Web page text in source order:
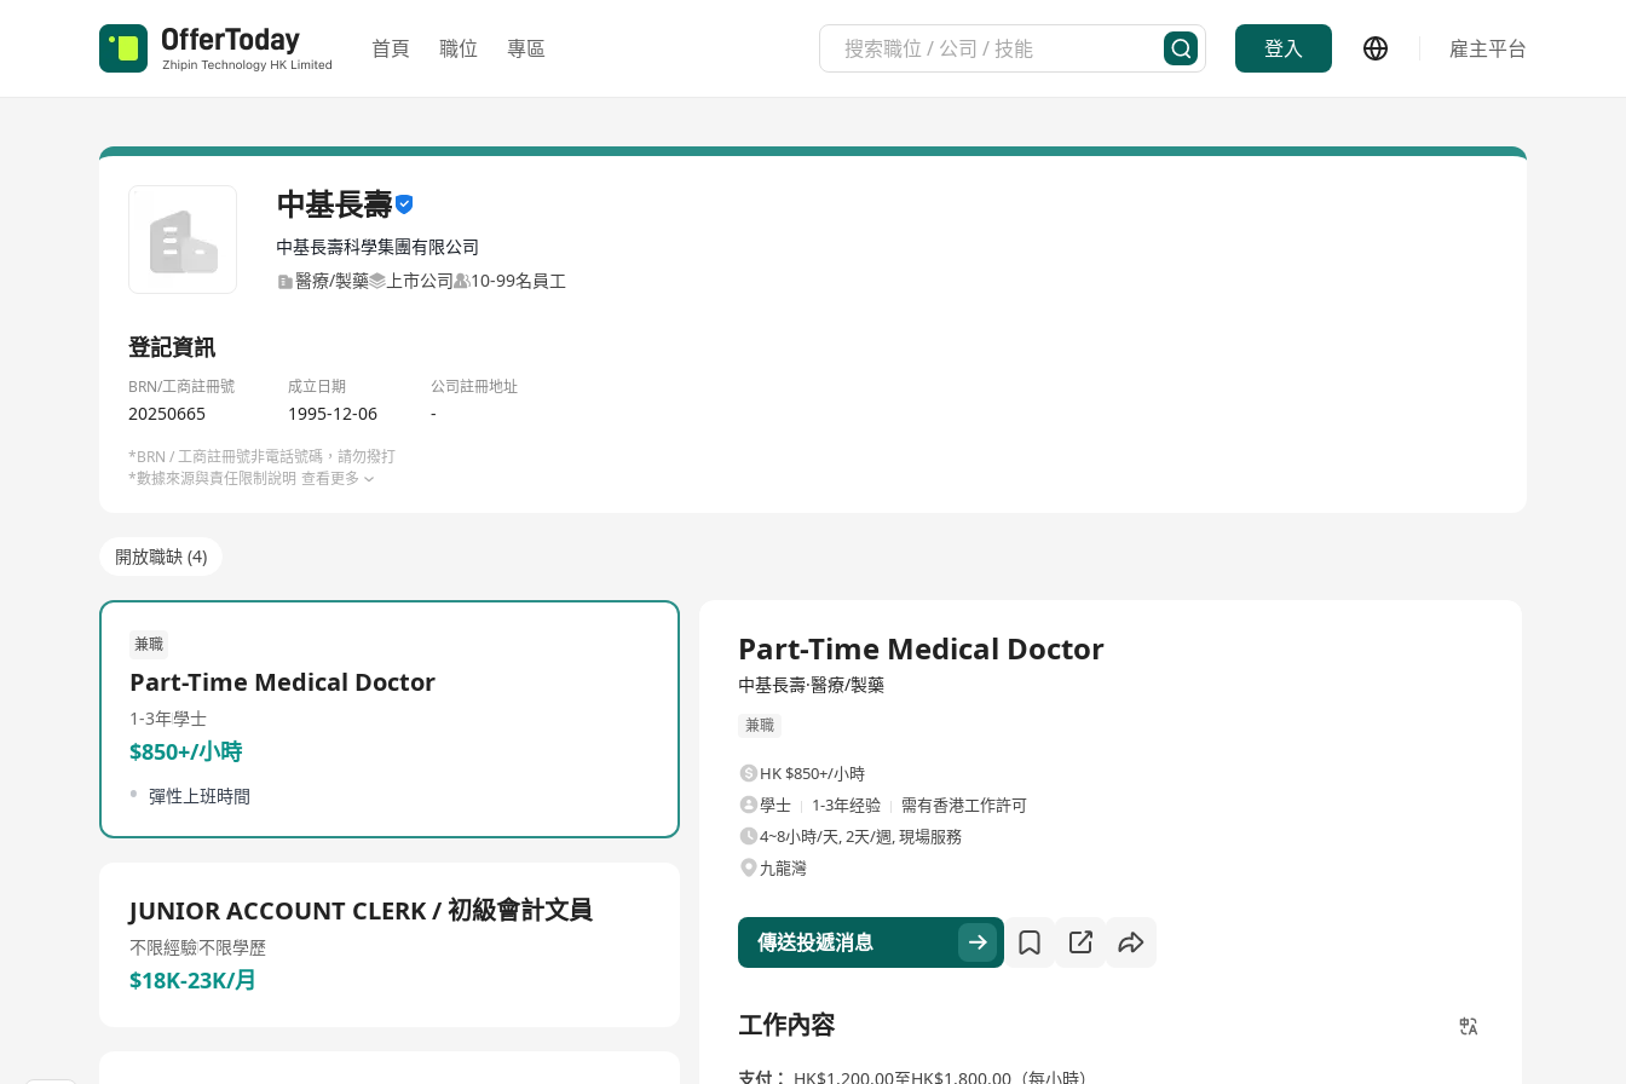
首頁 職位 專區 登入 雇主平台
中基長壽
中基長壽科學集團有限公司
醫療/製藥
上市公司 10-99名員工
登記資訊
BRN/工商註冊號 成立日期 公司註冊地址
20250665 1995-12-06 -
*BRN / 工商註冊號非電話號碼，請勿撥打
*數據來源與責任限制說明 查看更多
開放職缺 (4)
兼職
Part-Time Medical Doctor
1-3年學士
$850+/小時
彈性上班時間
JUNIOR ACCOUNT CLERK / 初級會計文員
不限經驗不限學歷
$18K-23K/月
Part-Time Medical Doctor
中基長壽·醫療/製藥
兼職
HK $850+/小時
學士
1-3年经验
需有香港工作許可
4~8小時/天, 2天/週, 現場服務
九龍灣
傳送投遞消息
工作內容
支付： HK$1,200.00至HK$1,800.00（每小時）